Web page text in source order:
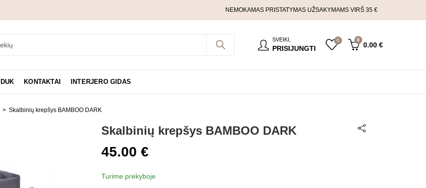
NEMOKAMAS PRISTATYMAS UŽSAKYMAMS VIRŠ 35 €
SVEIKI,
PRISIJUNGTI
0 0
0.00 €
DUK KONTAKTAI INTERJERO GIDAS
Skalbinių krepšys BAMBOO DARK
Skalbinių krepšys BAMBOO DARK
45.00 €
Turime prekyboje